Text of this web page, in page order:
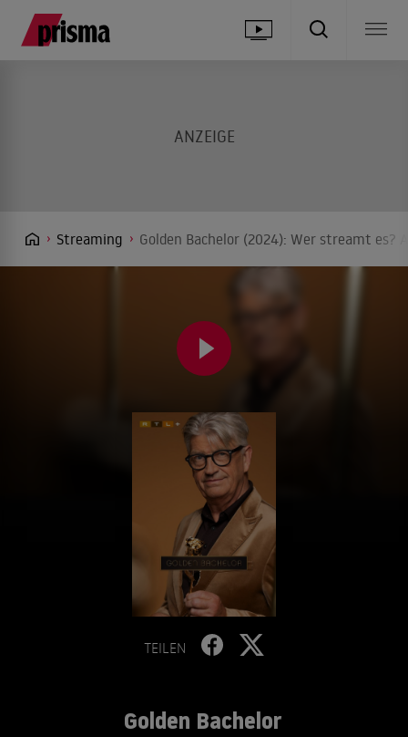
Streaming Golden Bachelor (2024): Wer streamt es?
TEILEN
Golden Bachelor